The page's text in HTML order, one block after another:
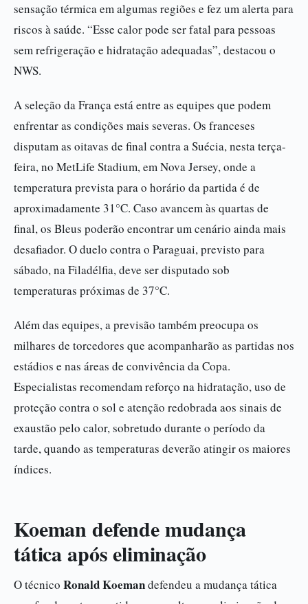
sensação térmica em algumas regiões e fez um alerta para
riscos à saúde. “Esse calor pode ser fatal para pessoas
sem refrigeração e hidratação adequadas”, destacou o
NWS.
A seleção da França está entre as equipes que podem
enfrentar as condições mais severas. Os franceses
disputam as oitavas de final contra a Suécia, nesta terça-
feira, no MetLife Stadium, em Nova Jersey, onde a
temperatura prevista para o horário da partida é de
aproximadamente 31°C. Caso avancem às quartas de
final, os Bleus poderão encontrar um cenário ainda mais
desafiador. O duelo contra o Paraguai, previsto para
sábado, na Filadélfia, deve ser disputado sob
temperaturas próximas de 37°C.
Além das equipes, a previsão também preocupa os
milhares de torcedores que acompanharão as partidas nos
estádios e nas áreas de convivência da Copa.
Especialistas recomendam reforço na hidratação, uso de
proteção contra o sol e atenção redobrada aos sinais de
exaustão pelo calor, sobretudo durante o período da
tarde, quando as temperaturas deverão atingir os maiores
índices.
Koeman defende mudança
tática após eliminação
O técnico Ronald Koemandefendeu a mudança tática